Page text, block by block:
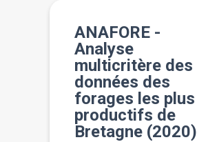
ANAFORE -
Analyse
multicritère des
données des
forages les plus
productifs de
Bretagne (2020)